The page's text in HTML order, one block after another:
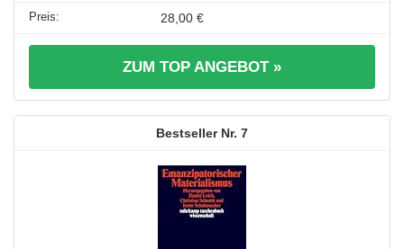
28,00 €
ZUM TOP ANGEBOT »
7